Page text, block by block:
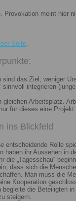
meint
Seite.
das Ziel, weniger
integrieren
Arbeitsplatz.
für dieses eine
ins Blickfeld
Rolle
ihr Aussehen
„Tagesschau“
dass sich die
Man muss die
Kooperation
die
steigern.